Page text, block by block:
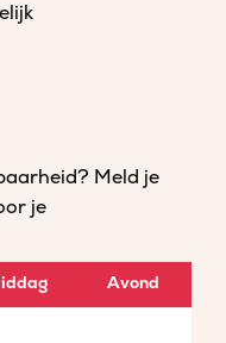
Meld je
je
Avond